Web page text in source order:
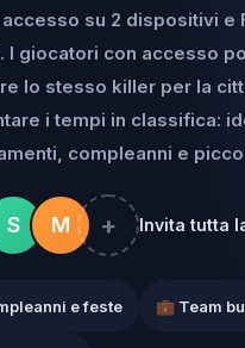
accesso su 2 dispositivi e
I giocatori con accesso
lo stesso killer per la
i tempi in classifica:
compleanni e
S M + Invita tutta
e feste 💼 Team